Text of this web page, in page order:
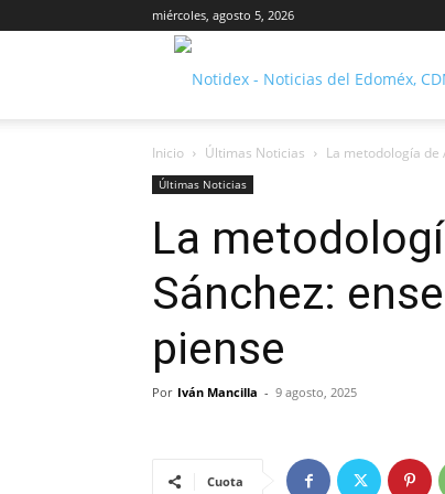
miércoles, agosto 5, 2026
Inicio Últimas Noticias La metodología de
Últimas Noticias
La
Sánchez:
piense
Por Iván Mancilla - 9 agosto, 2025
Cuota